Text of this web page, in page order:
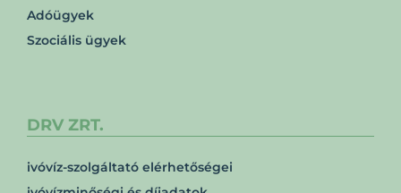
Adóügyek
Szociális ügyek
DRV ZRT.
ivóvíz-szolgáltató elérhetőségei